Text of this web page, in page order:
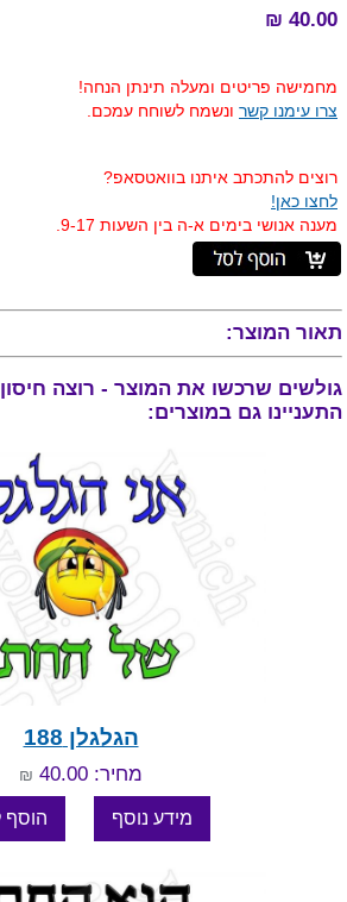
40.00 ₪
מחמישה פריטים ומעלה תינתן הנחה!
צרו עימנו קשר ונשמח לשוחח עמכם.
רוצים להתכתב איתנו בוואטסאפ?
לחצו כאן!
מענה אנושי בימים א-ה בין השעות 9-17.
תאור המוצר:
התעניינו גם במוצרים:
הגלגלן 188
מחיר: 40.00 ₪